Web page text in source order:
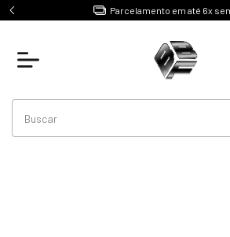
Parcelamento em até 6x